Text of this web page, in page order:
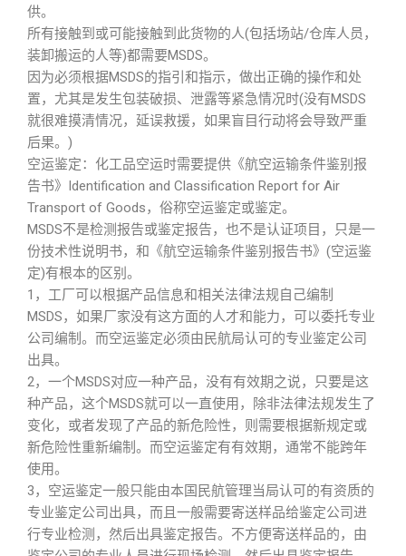
供。
所有接触到或可能接触到此货物的人(包括场站/仓库人员，
装卸搬运的人等)都需要MSDS。
因为必须根据MSDS的指引和指示，做出正确的操作和处
置，尤其是发生包装破损、泄露等紧急情况时(没有MSDS
就很难摸清情况，延误救援，如果盲目行动将会导致严重
后果。)
空运鉴定：化工品空运时需要提供《航空运输条件鉴别报
告书》Identification and Classification Report for Air
Transport of Goods，俗称空运鉴定或鉴定。
MSDS不是检测报告或鉴定报告，也不是认证项目，只是一
份技术性说明书，和《航空运输条件鉴别报告书》(空运鉴
定)有根本的区别。
1，工厂可以根据产品信息和相关法律法规自己编制
MSDS，如果厂家没有这方面的人才和能力，可以委托专业
公司编制。而空运鉴定必须由民航局认可的专业鉴定公司
出具。
2，一个MSDS对应一种产品，没有有效期之说，只要是这
种产品，这个MSDS就可以一直使用，除非法律法规发生了
变化，或者发现了产品的新危险性，则需要根据新规定或
新危险性重新编制。而空运鉴定有有效期，通常不能跨年
使用。
3，空运鉴定一般只能由本国民航管理当局认可的有资质的
专业鉴定公司出具，而且一般需要寄送样品给鉴定公司进
行专业检测，然后出具鉴定报告。不方便寄送样品的，由